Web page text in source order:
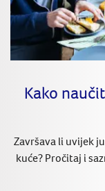
Kako
Završava li uvijek
kuće? Pročitaj i